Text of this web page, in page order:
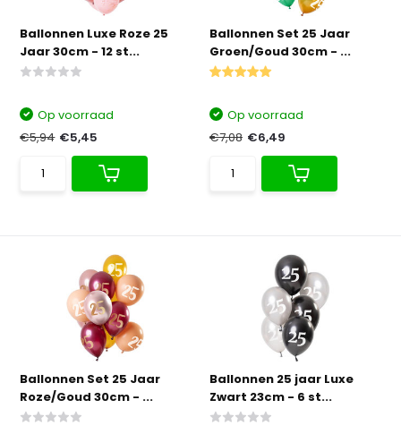
Ballonnen Luxe Roze 25
Jaar 30cm - 12 st...
Op voorraad
€5,94 €5,45
Ballonnen Set 25 Jaar
Groen/Goud 30cm - ...
Op voorraad
€7,08 €6,49
Ballonnen Set 25 Jaar
Roze/Goud 30cm - ...
Ballonnen 25 jaar Luxe
Zwart 23cm - 6 st...